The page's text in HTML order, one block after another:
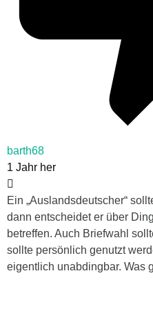
barth68
1 Jahr her
Ein „Auslandsdeutscher“
dann entscheidet er über
betreffen. Auch Briefwahl
sollte persönlich genutzt
eigentlich unabdingbar. Was